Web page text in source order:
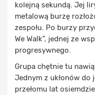
kolejną sekundą. Jej
metalową burzę
zespołu. Po burzy
We Walk”, jednej ze
progresywnego.
Grupa chętnie tu
Jednym z ukłonów do
przełomu lat